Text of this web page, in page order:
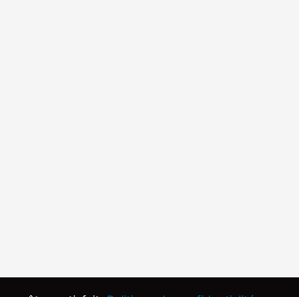
© 2026 | Propulsé par